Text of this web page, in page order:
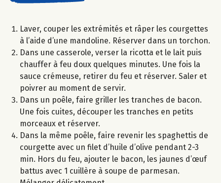
Laver, couper les extrémités et râper les courgettes
à l’aide d’une mandoline. Réserver dans un torchon.
Dans une casserole, verser la ricotta et le lait puis
chauffer à feu doux quelques minutes. Une fois la
sauce crémeuse, retirer du feu et réserver. Saler et
poivrer au moment de servir.
Dans un poêle, faire griller les tranches de bacon.
Une fois cuites, découper les tranches en petits
morceaux et réserver.
Dans la même poêle, faire revenir les spaghettis de
courgette avec un filet d’huile d’olive pendant 2-3
min. Hors du feu, ajouter le bacon, les jaunes d’œuf
battus avec 1 cuillère à soupe de parmesan.